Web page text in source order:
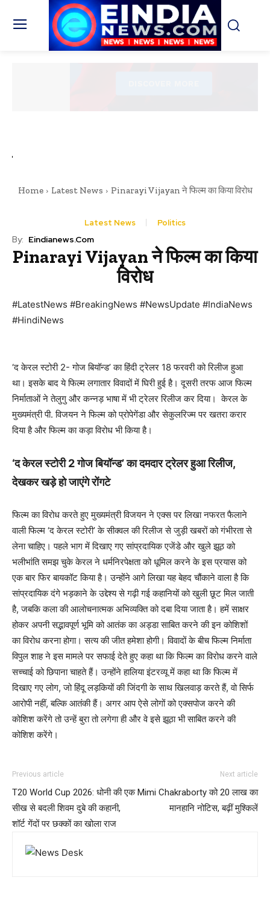
Home Latest News Pinarayi Vijayan ने फिल्म का किया विरोध
Latest News Politics
By: Eindianews.com
Pinarayi Vijayan ने फिल्म का किया
विरोध
#LatestNews #BreakingNews #NewsUpdate #IndiaNews
#HindiNews
‘द केरल स्टोरी 2- गोज बियॉन्ड’ का हिंदी ट्रेलर 18 फरवरी को रिलीज हुआ
था। इसके बाद ये फिल्म लगातार विवादों में घिरी हुई है। दूसरी तरफ आज फिल्म
निर्माताओं ने तेलुगु और कन्नड़ भाषा में भी ट्रेलर रिलीज कर दिया। केरल के
मुख्यमंत्री पी. विजयन ने फिल्म को प्रोपेगेंडा और सेकुलरिज्म पर खतरा करार
दिया है और फिल्म का कड़ा विरोध भी किया है।
‘द केरल स्टोरी 2 गोज बियॉन्ड’ का दमदार ट्रेलर हुआ रिलीज,
देखकर खड़े हो जाएंगे रोंगटे
फिल्म का विरोध करते हुए मुख्यमंत्री विजयन ने एक्स पर लिखा नफरत फैलाने
वाली फिल्म ‘द केरल स्टोरी’ के सीक्वल की रिलीज से जुड़ी खबरों को गंभीरता से
लेना चाहिए। पहले भाग में दिखाए गए सांप्रदायिक एजेंडे और खुले झूठ को
भलीभांति समझ चुके केरल ने धर्मनिरपेक्षता को धूमिल करने के इस प्रयास को
एक बार फिर बायकॉट किया है। उन्होंने आगे लिखा यह बेहद चौंकाने वाला है कि
सांप्रदायिक दंगे भड़काने के उद्देश्य से गढ़ी गई कहानियों को खुली छूट मिल जाती
है, जबकि कला की आलोचनात्मक अभिव्यक्ति को दबा दिया जाता है। हमें साक्षर
होकर अपनी सद्भावपूर्ण भूमि को आतंक का अड्डा साबित करने की इन कोशिशों
का विरोध करना होगा। सत्य की जीत हमेशा होगी। विवादों के बीच फिल्म निर्माता
विपुल शाह ने इस मामले पर सफाई देते हुए कहा था कि फिल्म का विरोध करने वाले
सच्चाई को छिपाना चाहते हैं। उन्होंने हालिया इंटरव्यू में कहा था कि फिल्म में
दिखाए गए लोग, जो हिंदू लड़कियों की जिंदगी के साथ खिलवाड़ करते हैं, वो सिर्फ
आरोपी नहीं, बल्कि आतंकी हैं। अगर आप ऐसे लोगों को एक्सपोज करने की
कोशिश करेंगे तो उन्हें बुरा तो लगेगा ही और वे इसे झूठा भी साबित करने की
कोशिश करेंगे।
Previous article
T20 World Cup 2026: धोनी की एक
सीख से बदली शिवम दुबे की कहानी,
शॉर्ट गेंदों पर छक्कों का खोला राज
Next article
Mimi Chakraborty को 20 लाख का
मानहानि नोटिस, बढ़ीं मुश्किलें